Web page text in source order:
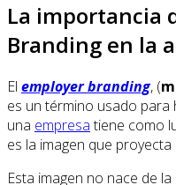
La importancia
Branding en la
El employer branding, (
es un término usado para
una empresatiene como
es la imagen que
Esta imagen no nace de